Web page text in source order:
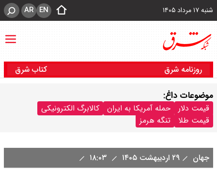
شنبه ۱۷ مرداد ۱۴۰۵ EN
AR
روزنامه شرق کتاب شرق
موضوعات داغ:
قیمت دلار حمله آمریکا به ایران
کالابرگ الکترونیکی
قیمت طلا
تنگه هرمز
جهان ۲۹ اردیبهشت ۱۴۰۵